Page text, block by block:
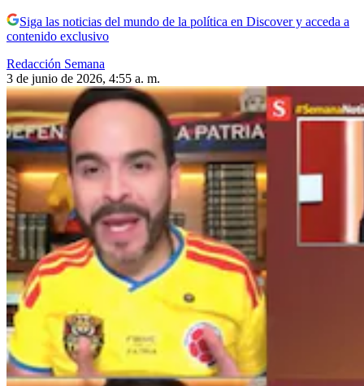
Siga las noticias del mundo de la política en Discover y acceda a
contenido exclusivo
Redacción Semana
3 de junio de 2026, 4:55 a. m.